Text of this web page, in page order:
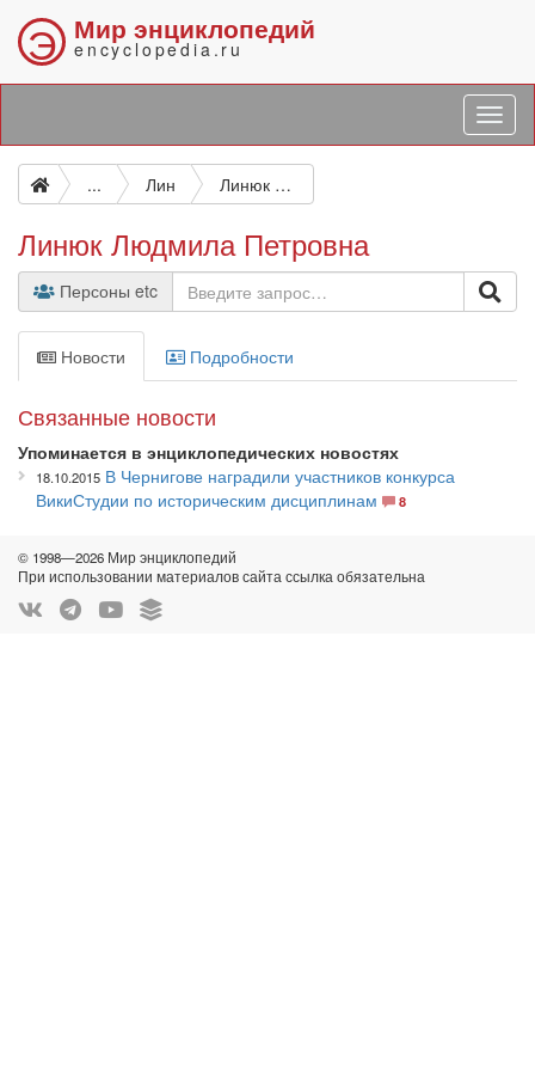
Э Мир энциклопедий
encyclopedia.ru
... Лин Линюк Людмила Петровна
Линюк Людмила Петровна
Персоны etc
Новости Подробности
Связанные новости
Упоминается в энциклопедических новостях
18.10.2015 В Чернигове наградили участников конкурса
ВикиСтудии по историческим дисциплинам
8
© 1998—2026 Мир энциклопедий
При использовании материалов сайта ссылка обязательна